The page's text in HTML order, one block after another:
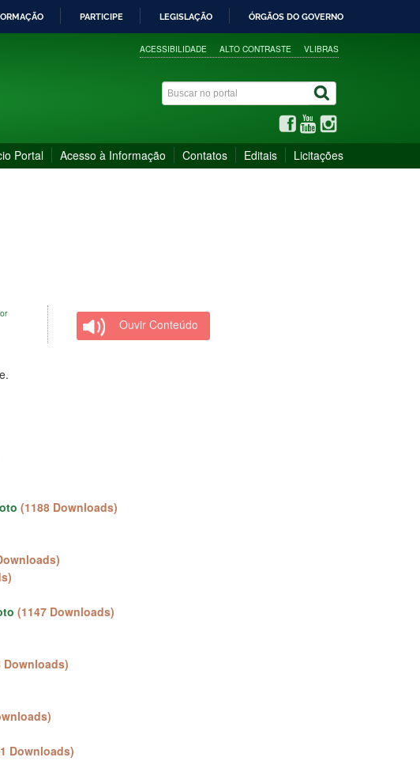
PARTICIPE LEGISLAÇÃO ÓRGÃOS DO GOVERNO
ACESSIBILIDADE ALTO CONTRASTE VLIBRAS
Portal Acesso à Informação Contatos Editais Licitações
Ouvir Conteúdo
(1188 Downloads)
(1147 Downloads)
Downloads)
Downloads)